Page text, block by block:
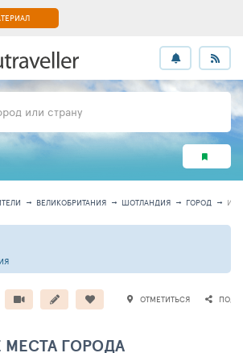
или страну
ВЕЛИКОБРИТАНИЯ ШОТЛАНДИЯ ГОРОД
ОТМЕТИТЬСЯ
ГОРОДА